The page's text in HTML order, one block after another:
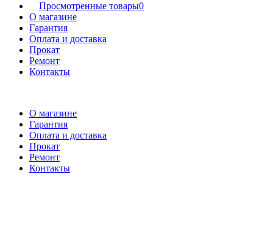
Просмотренные товары0
О магазине
Гарантия
Оплата и доставка
Прокат
Ремонт
Контакты
О магазине
Гарантия
Оплата и доставка
Прокат
Ремонт
Контакты